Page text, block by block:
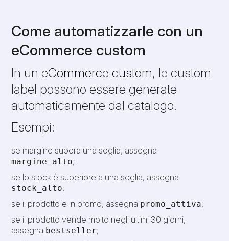
Come automatizzarle con un
eCommerce custom
In uneCommerce custom, le custom
label possono essere generate
automaticamente dal catalogo.
Esempi:
se margine supera una soglia, assegna
margine_alto;
se lo stock è superiore a una soglia, assegna
stock_alto;
se il prodotto e in promo, assegna promo_attiva;
se il prodotto vende molto negli ultimi 30 giorni,
assegna bestseller;